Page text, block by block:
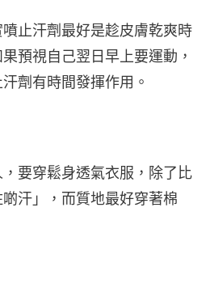
止汗劑最好是趁皮膚乾爽時
預視自己翌日早上要運動，
劑有時間發揮作用。
要穿鬆身透氣衣服，除了比
汗」，而質地最好穿著棉